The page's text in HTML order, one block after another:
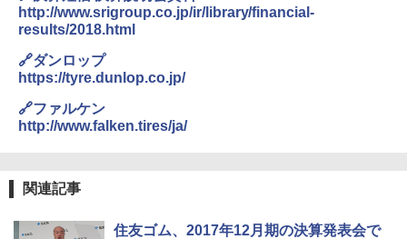
http://www.srigroup.co.jp/ir/library/financial-
results/2018.html
🔗ダンロップ
https://tyre.dunlop.co.jp/
🔗ファルケン
http://www.falken.tires/ja/
関連記事
住友ゴム、2017年12月期の決算発表会で